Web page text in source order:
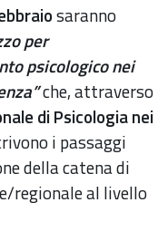
saranno
per
psicologico nei
che, attraverso
di Psicologia nei
i passaggi
della catena di
regionale al livello